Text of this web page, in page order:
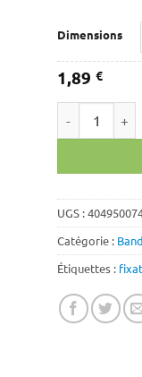
Dimensions
1,89 €
UGS :
Catégorie :
Étiquettes :